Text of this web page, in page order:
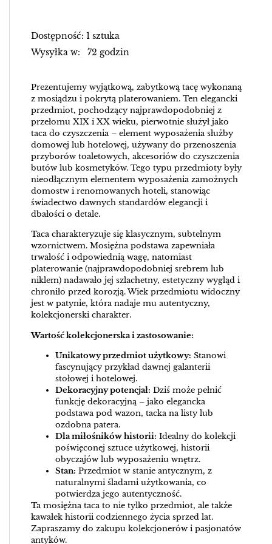
Dostępność: 1 sztuka
Wysyłka w: 72 godzin
Prezentujemy wyjątkową, zabytkową tacę wykonaną
z mosiądzu i pokrytą platerowaniem. Ten elegancki
przedmiot, pochodzący najprawdopodobniej z
przełomu XIX i XX wieku, pierwotnie służył jako
taca do czyszczenia – element wyposażenia służby
domowej lub hotelowej, używany do przenoszenia
przyborów toaletowych, akcesoriów do czyszczenia
butów lub kosmetyków. Tego typu przedmioty były
nieodłącznym elementem wyposażenia zamożnych
domostw i renomowanych hoteli, stanowiąc
świadectwo dawnych standardów elegancji i
dbałości o detale.
Taca charakteryzuje się klasycznym, subtelnym
wzornictwem. Mosiężna podstawa zapewniała
trwałość i odpowiednią wagę, natomiast
platerowanie (najprawdopodobniej srebrem lub
niklem) nadawało jej szlachetny, estetyczny wygląd i
chroniło przed korozją. Wiek przedmiotu widoczny
jest w patynie, która nadaje mu autentyczny,
kolekcjonerski charakter.
Wartość kolekcjonerska i zastosowanie:
Unikatowy przedmiot użytkowy: Stanowi
fascynujący przykład dawnej galanterii
stołowej i hotelowej.
Dekoracyjny potencjał: Dziś może pełnić
funkcję dekoracyjną – jako elegancka
podstawa pod wazon, tacka na listy lub
ozdobna patera.
Dla miłośników historii: Idealny do kolekcji
poświęconej sztuce użytkowej, historii
obyczajów lub wyposażeniu wnętrz.
Stan: Przedmiot w stanie antycznym, z
naturalnymi śladami użytkowania, co
potwierdza jego autentyczność.
Ta mosiężna taca to nie tylko przedmiot, ale także
kawałek historii codziennego życia sprzed lat.
Zapraszamy do zakupu kolekcjonerów i pasjonatów
antyków.